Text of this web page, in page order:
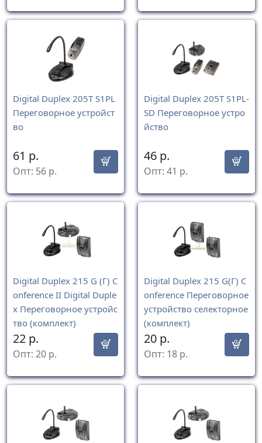
Digital Duplex 205Т S1PL
Переговорное устройст
во
61 р.
Опт: 56 р.
Digital Duplex 205Т S1PL-
SD Переговорное устро
йство
46 р.
Опт: 41 р.
Digital Duplex 215 G (Г) C
onference II Digital Duple
x Переговорное устройс
тво (комплект)
22 р.
Опт: 20 р.
Digital Duplex 215 G(Г) C
onference Переговорное
устройство селекторное
(комплект)
20 р.
Опт: 18 р.